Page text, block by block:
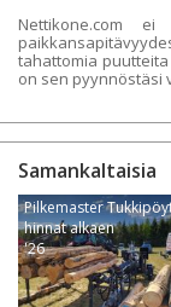
Nettikone.com
tahattomia
on sen pyynnöstäsi
Samankaltaisia
Pilkemaster
hinnat alkaen
'26